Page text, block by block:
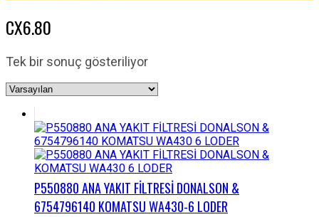
CX6.80
Tek bir sonuç gösteriliyor
P550880 ANA YAKIT FİLTRESİ DONALSON &
6754796140 KOMATSU WA430-6 LODER